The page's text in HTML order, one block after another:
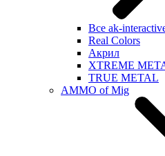
Все ak-
Real Colors
Акрил
XTREME
TRUE METAL
AMMO of Mig